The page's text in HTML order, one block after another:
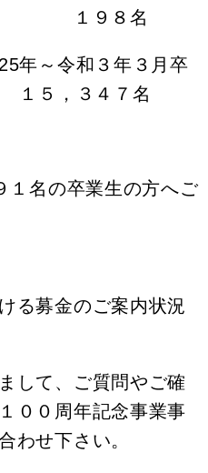
９８名
年～令和３年３月卒
１５，３４７名
１名の卒業生の方へご
る募金のご案内状況
して、ご質問やご確
００周年記念事業事
わせ下さい。